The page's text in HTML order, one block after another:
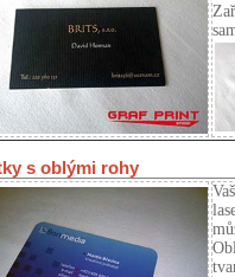
s oblými rohy